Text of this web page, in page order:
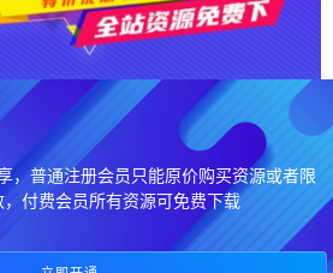
，普通注册会员只能原价购买资源或者限
付费会员所有资源可免费下载